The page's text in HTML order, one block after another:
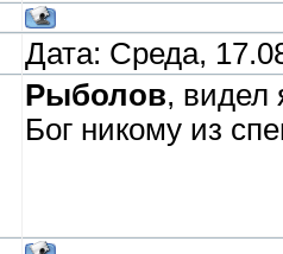
Дата: Среда,
Рыболов, видел
Бог никому из